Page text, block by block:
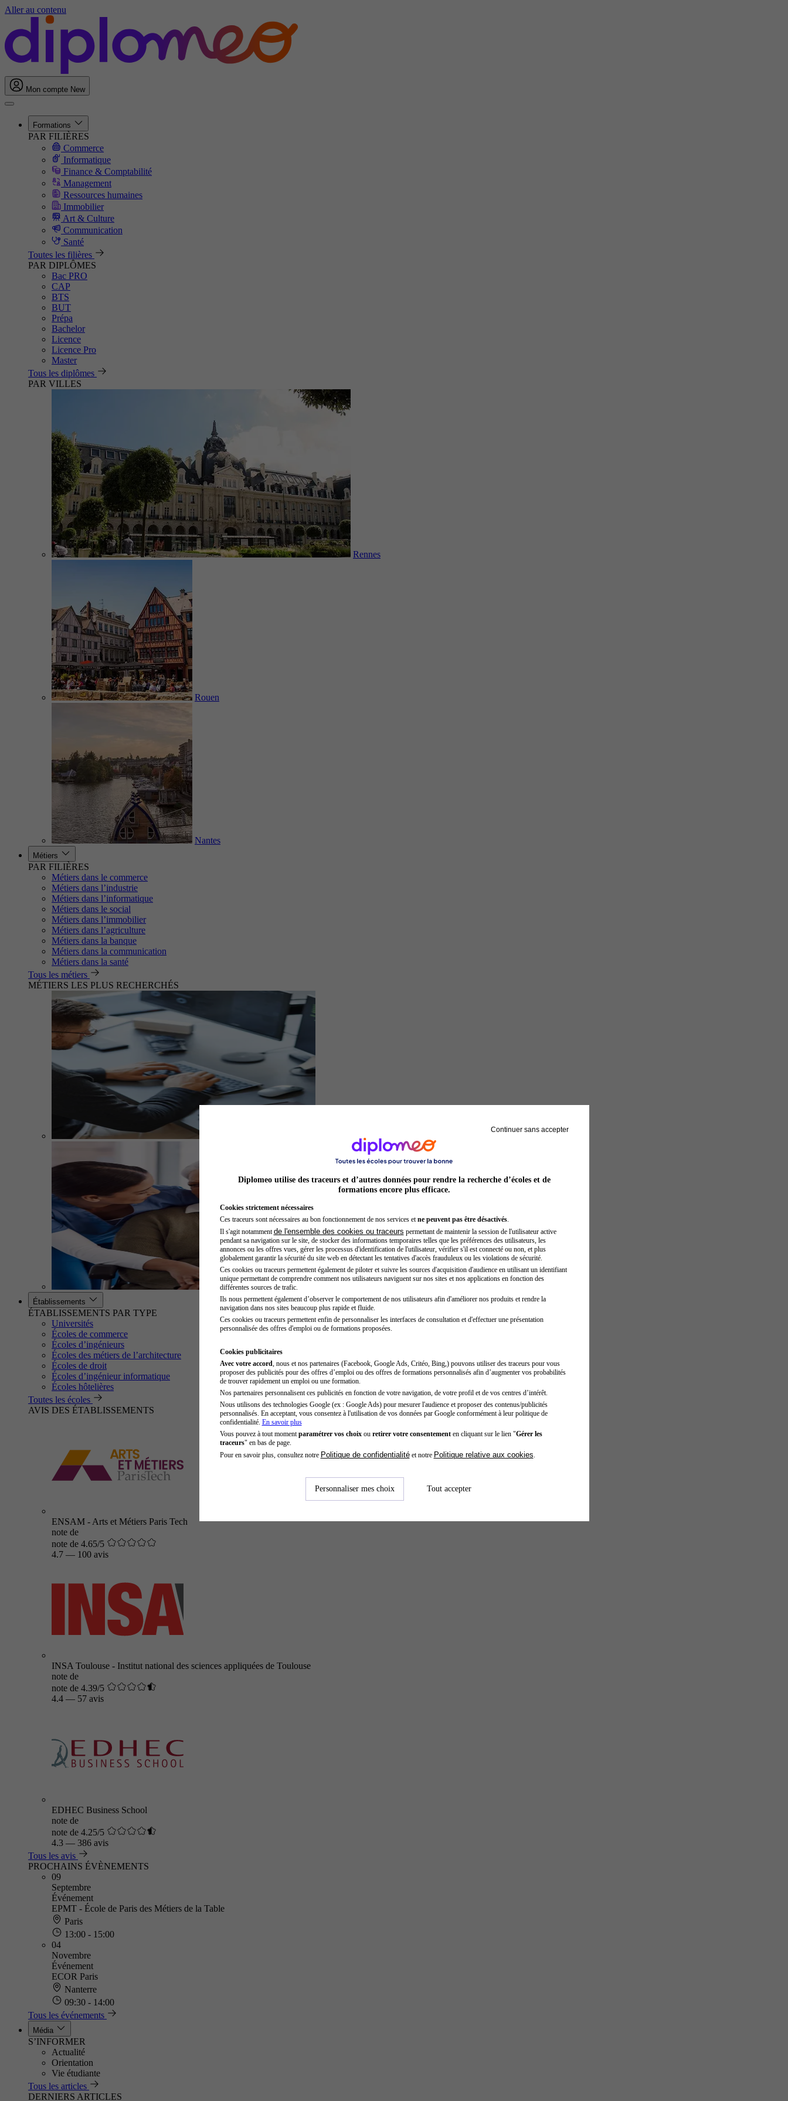
Aller au contenu
Mon compte New
Formations
PAR FILIÈRES
Commerce
Informatique
Finance & Comptabilité
Management
Ressources humaines
Immobilier
Art & Culture
Communication
Santé
Toutes les filières
PAR DIPLÔMES
Bac PRO
CAP
BTS
BUT
Prépa
Bachelor
Licence
Licence Pro
Master
Tous les diplômes
PAR VILLES
Rennes
Rouen
Nantes
Métiers
PAR FILIÈRES
Métiers dans le commerce
Métiers dans l’industrie
Métiers dans l’informatique
Métiers dans le social
Métiers dans l’immobilier
Métiers dans l’agriculture
Métiers dans la banque
Métiers dans la communication
Métiers dans la santé
Tous les métiers
MÉTIERS LES PLUS RECHERCHÉS
Développeur web
Établissements
ÉTABLISSEMENTS PAR TYPE
Universités
Écoles de commerce
Écoles d’ingénieurs
Écoles des métiers de l’architecture
Écoles de droit
Écoles d’ingénieur informatique
Écoles hôtelières
Toutes les écoles
AVIS DES ÉTABLISSEMENTS
ENSAM - Arts et Métiers Paris Tech
note de
note de 4.65/5
4.7 — 100 avis
INSA Toulouse - Institut national des sciences appliquées de Toulouse
note de
note de 4.39/5
4.4 — 57 avis
EDHEC Business School
note de
note de 4.25/5
4.3 — 386 avis
Tous les avis
PROCHAINS ÉVÈNEMENTS
09
Septembre
Événement
EPMT - École de Paris des Métiers de la Table
Paris
13:00 - 15:00
04
Novembre
Événement
ECOR Paris
Nanterre
09:30 - 14:00
Tous les événements
Média
S’INFORMER
Actualité
Orientation
Vie étudiante
Tous les articles
DERNIERS ARTICLES
Continuer sans accepter
Diplomeo utilise des traceurs et d’autres données pour rendre la recherche d’écoles et de
formations encore plus efficace.
Cookies strictement nécessaires
Ces traceurs sont nécessaires au bon fonctionnement de nos services et ne peuvent pas être désactivés.
Il s'agit notamment de l'ensemble des cookies ou traceurs permettant de maintenir la session de l'utilisateur active
pendant sa navigation sur le site, de stocker des informations temporaires telles que les préférences des utilisateurs, les
annonces ou les offres vues, gérer les processus d'identification de l'utilisateur, vérifier s'il est connecté ou non, et plus
globalement garantir la sécurité du site web en détectant les tentatives d'accès frauduleux ou les violations de sécurité.
Ces cookies ou traceurs permettent également de piloter et suivre les sources d'acquisition d'audience en utilisant un identifiant
unique permettant de comprendre comment nos utilisateurs naviguent sur nos sites et nos applications en fonction des
différentes sources de trafic.
Ils nous permettent également d’observer le comportement de nos utilisateurs afin d'améliorer nos produits et rendre la
navigation dans nos sites beaucoup plus rapide et fluide.
Ces cookies ou traceurs permettent enfin de personnaliser les interfaces de consultation et d'effectuer une présentation
personnalisée des offres d'emploi ou de formations proposées.
Cookies publicitaires
Avec votre accord , nous et nos partenaires (Facebook, Google Ads, Critéo, Bing,) pouvons utiliser des traceurs pour vous
proposer des publicités pour des offres d’emploi ou des offres de formations personnalisés afin d’augmenter vos probabilités
de trouver rapidement un emploi ou une formation.
Nos partenaires personnalisent ces publicités en fonction de votre navigation, de votre profil et de vos centres d’intérêt.
Nous utilisons des technologies Google (ex : Google Ads) pour mesurer l'audience et proposer des contenus/publicités
personnalisés. En acceptant, vous consentez à l'utilisation de vos données par Google conformément à leur politique de
confidentialité. En savoir plus
Vous pouvez à tout moment paramétrer vos choixou retirer votre consentementen cliquant sur le lien "Gérer les
traceurs" en bas de page.
Pour en savoir plus, consultez notre Politique de confidentialitéet notre Politique relative aux cookies
Personnaliser mes choix Tout accepter